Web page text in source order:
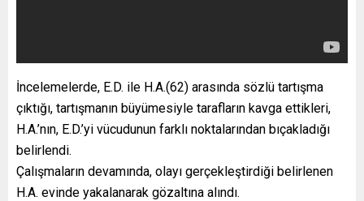
İncelemelerde, E.D. ile H.A.(62) arasında sözlü tartışma
çıktığı, tartışmanın büyümesiyle tarafların kavga ettikleri,
H.A.’nın, E.D.’yi vücudunun farklı noktalarından bıçakladığı
belirlendi.
Çalışmaların devamında, olayı gerçekleştirdiği belirlenen
H.A. evinde yakalanarak gözaltına alındı.